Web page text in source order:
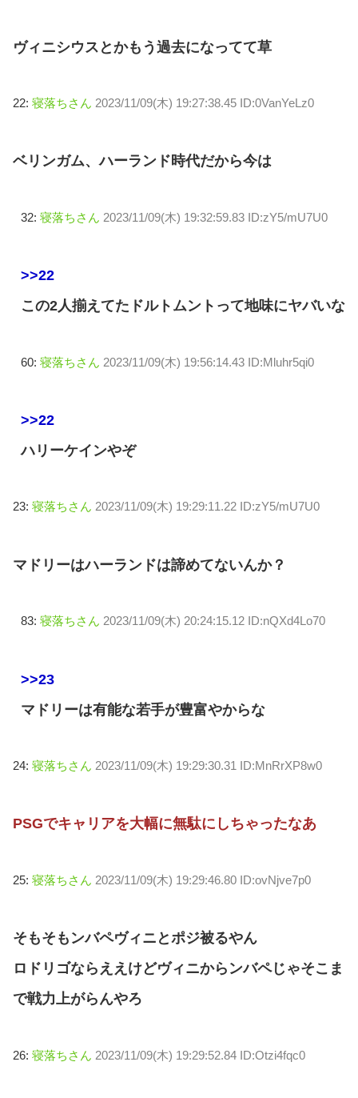
ヴィニシウスとかもう過去になってて草
22: 寝落ちさん 2023/11/09(木) 19:27:38.45 ID:0VanYeLz0
ベリンガム、ハーランド時代だから今は
32: 寝落ちさん 2023/11/09(木) 19:32:59.83 ID:zY5/mU7U0
>>22
この2人揃えてたドルトムントって地味にヤバいな
60: 寝落ちさん 2023/11/09(木) 19:56:14.43 ID:Mluhr5qi0
>>22
ハリーケインやぞ
23: 寝落ちさん 2023/11/09(木) 19:29:11.22 ID:zY5/mU7U0
マドリーはハーランドは諦めてないんか？
83: 寝落ちさん 2023/11/09(木) 20:24:15.12 ID:nQXd4Lo70
>>23
マドリーは有能な若手が豊富やからな
24: 寝落ちさん 2023/11/09(木) 19:29:30.31 ID:MnRrXP8w0
PSGでキャリアを大幅に無駄にしちゃったなあ
25: 寝落ちさん 2023/11/09(木) 19:29:46.80 ID:ovNjve7p0
そもそもンバペヴィニとポジ被るやん
ロドリゴならええけどヴィニからンバペじゃそこま
で戦力上がらんやろ
26: 寝落ちさん 2023/11/09(木) 19:29:52.84 ID:Otzi4fqc0